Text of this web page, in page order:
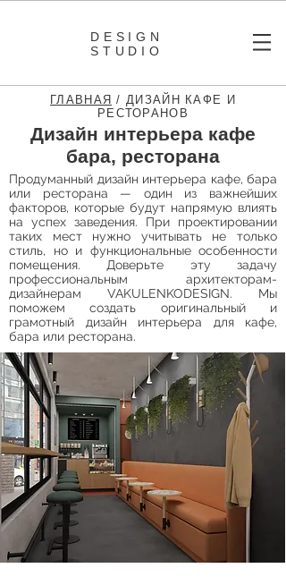
DESIGN
STUDIO
ГЛАВНАЯ / ДИЗАЙН КАФЕ И
РЕСТОРАНОВ
Дизайн интерьера кафе
бара, ресторана
Продуманный дизайн интерьера кафе, бара
или ресторана — один из важнейших
факторов, которые будут напрямую влиять
на успех заведения. При проектировании
таких мест нужно учитывать не только
стиль, но и функциональные особенности
помещения. Доверьте эту задачу
профессиональным архитекторам-
дизайнерам VAKULENKODESIGN. Мы
поможем создать оригинальный и
грамотный дизайн интерьера для кафе,
бара или ресторана.